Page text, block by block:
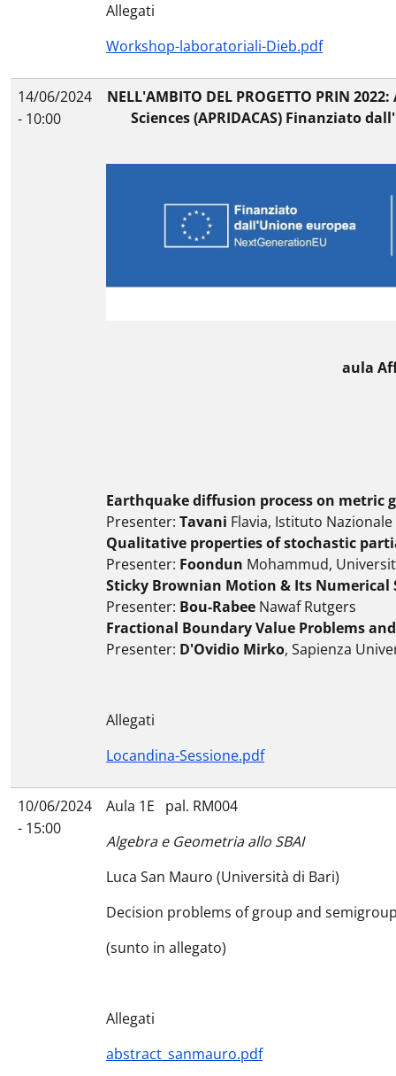
Allegati
Workshop-laboratoriali-Dieb.pdf
14/06/2024
- 10:00
NELL'AMBITO DEL PROGETTO PRIN
Sciences (APRIDACAS) Finanziato
aula
Earthquake diffusion process on metric
Presenter: Tavani Flavia, Istituto
Qualitative properties of stochastic
Presenter: Foondun Mohammud,
Sticky Brownian Motion & Its Numerical
Presenter: Bou-Rabee Nawaf Rutgers
Fractional Boundary Value Problems
Presenter: D'Ovidio Mirko, Sapienza
Allegati
Locandina-Sessione.pdf
10/06/2024
- 15:00
Aula 1E pal. RM004
Algebra e Geometria allo SBAI
Luca San Mauro (Università di Bari)
Decision problems of group and
(sunto in allegato)
Allegati
abstract_sanmauro.pdf